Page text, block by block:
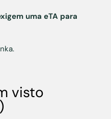
uma eTA para
visto